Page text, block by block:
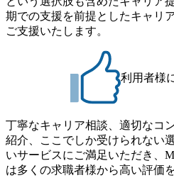
らえる ・シンプレクスというテ
るため、エンジニアの視点から
値提供できる ・デリバリー中心
心の案件もあり、個々の裁量や
げの立て方を選べる ここ1年で
今期18億円⇒来期30億円（いず
長中のファームである また、成
上司の近くで働けるチャンスも
ィング・グループ出身者等
keto_kajita/)） 多様なメンバー、
自己成長機会が多く、新たなチ
も関わらず、外資系戦略コンサ
定める金額を会社が支払います
による引っ越し費用は、会社が
(火) 19:00～20:00 2026年8月13日
ている方を対象に、会社説明会
・【富山】半導体製造装置の生
程の管理業務) ※主任候補・リ
導体製造装置の生産エンジニア(
※顔出しは不要です。ご質問頂
だければと存じます。
期での支援を前提としたキャリ
ご支援いたします。
利用者様
丁寧なキャリア相談、適切なコ
紹介、ここでしか受けられない
いサービスにご満足いただき、
は多くの求職者様から高い評価